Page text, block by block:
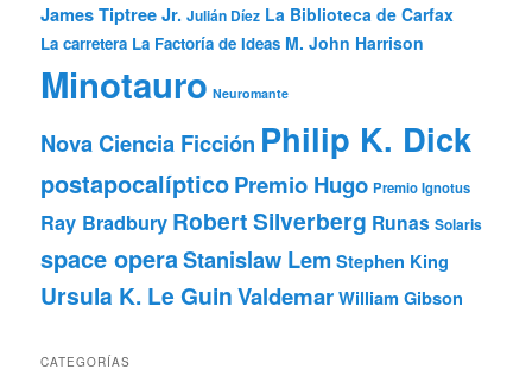
James Tiptree Jr. Julián Díez La Biblioteca de Carfax
La carretera La Factoría de Ideas M. John Harrison
Minotauro Neuromante
Nova Ciencia Ficción Philip K. Dick
postapocalípticoPremio Hugo Premio Ignotus
Ray Bradbury Robert Silverberg Runas Solaris
space operaStanislaw Lem Stephen King
Ursula K. Le GuinValdemarWilliam Gibson
CATEGORÍAS